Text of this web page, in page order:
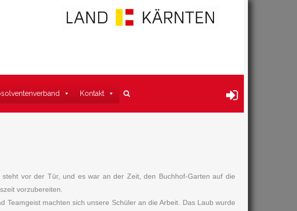
Kontakt
steht vor der Tür, und es war an der Zeit, den Buchhof-Garten auf die
vorzubereiten.
Teamgeist machten sich unsere Schüler an die Arbeit. Das Laub wurde